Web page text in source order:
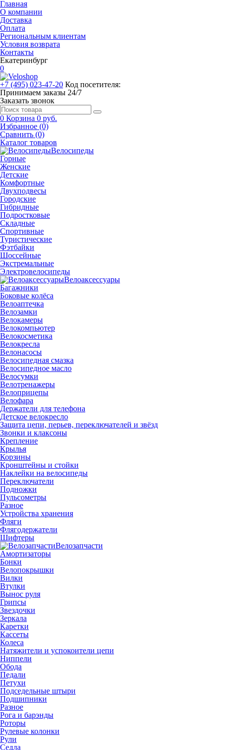
Главная
О компании
Доставка
Оплата
Региональным клиентам
Условия возврата
Контакты
Екатеринбург
0
+7 (495) 023-47-20 Код посетителя:
Принимаем заказы 24/7
Заказать звонок
0 Корзина 0 руб.
Избранное (0)
Сравнить (0)
Каталог товаров
Велосипеды
Горные
Женские
Детские
Комфортные
Двухподвесы
Городские
Гибридные
Подростковые
Складные
Спортивные
Туристические
Фэтбайки
Шоссейные
Экстремальные
Электровелосипеды
Велоаксессуары
Багажники
Боковые колёса
Велоаптечка
Велозамки
Велокамеры
Велокомпьютер
Велокосметика
Велокресла
Велонасосы
Велосипедная смазка
Велосипедное масло
Велосумки
Велотренажеры
Велоприцепы
Велофара
Держатели для телефона
Детское велокресло
Защита цепи, перьев, переключателей и звёзд
Звонки и клаксоны
Крепление
Крылья
Корзины
Кронштейны и стойки
Наклейки на велосипеды
Переключатели
Подножки
Пульсометры
Разное
Устройства хранения
Фляги
Флягодержатели
Шифтеры
Велозапчасти
Амортизаторы
Бонки
Велопокрышки
Вилки
Втулки
Вынос руля
Грипсы
Звездочки
Зеркала
Каретки
Кассеты
Колеса
Натяжители и успокоители цепи
Ниппели
Обода
Педали
Петухи
Подседельные штыри
Подшипники
Разное
Рога и барэнды
Роторы
Рулевые колонки
Рули
Седла